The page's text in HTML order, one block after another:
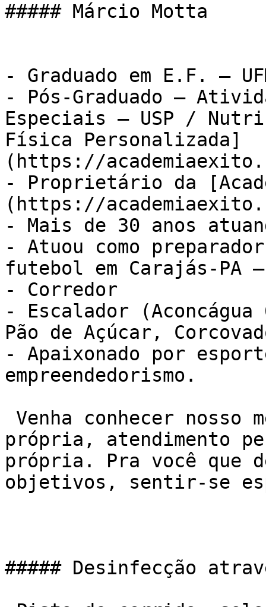
##### Márcio Motta
- Graduado em E.F. –
- Pós-Graduado –
Especiais – USP /
Física Personalizada]
(https://
- Proprietário da
(https://
- Mais de 30 anos
- Atuou como
futebol em Carajás-PA –
- Corredor
- Escalador
Pão de Açúcar,
- Apaixonado por
empreendedorismo.
própria, atendimento
própria. Pra você que
objetivos, sentir-se
##### Desinfecção